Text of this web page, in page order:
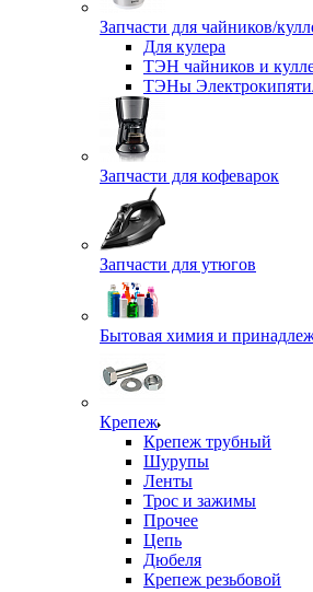
Запчасти для чайников/
Для кулера
ТЭН чайников и
ТЭНы
Запчасти для кофеварок
Запчасти для утюгов
Бытовая химия и
Крепеж
Крепеж трубный
Шурупы
Ленты
Трос и зажимы
Прочее
Цепь
Дюбеля
Крепеж резьбовой